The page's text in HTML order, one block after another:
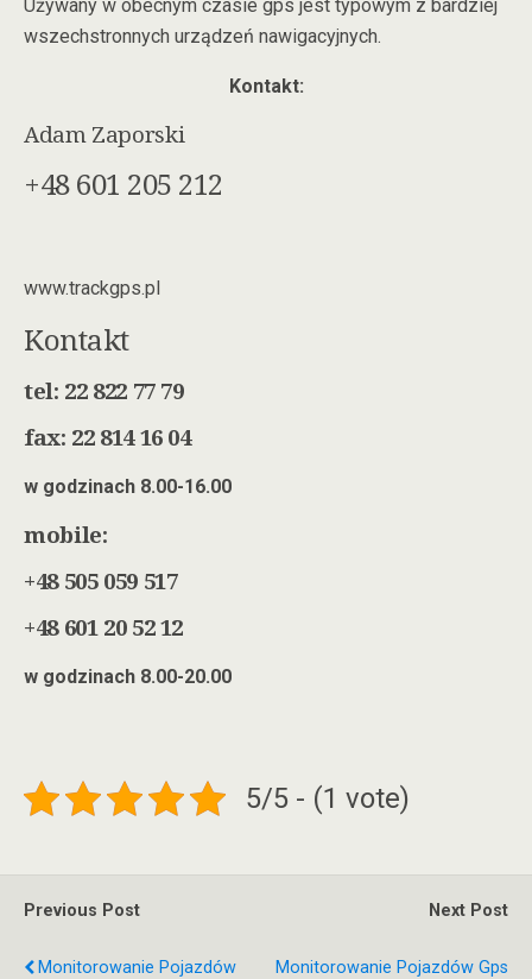
Używany w obecnym czasie gps jest typowym z bardziej
wszechstronnych urządzeń nawigacyjnych.
Kontakt:
Adam Zaporski
+48 601 205 212
www.trackgps.pl
Kontakt
tel: 22 822 77 79
fax: 22 814 16 04
w godzinach 8.00-16.00
mobile:
+48 505 059 517
+48 601 20 52 12
w godzinach 8.00-20.00
5/5 - (1 vote)
Previous Post
Monitorowanie Pojazdów
Next Post
Monitorowanie Pojazdów Gps